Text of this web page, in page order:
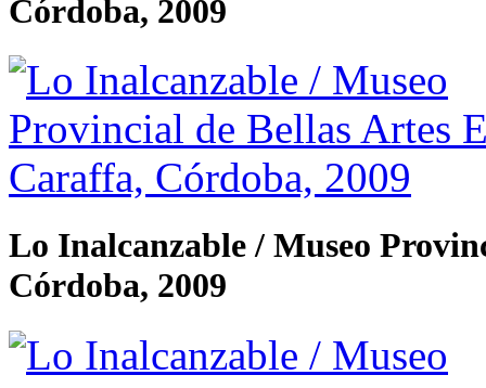
Córdoba, 2009
Lo Inalcanzable / Museo
Córdoba, 2009